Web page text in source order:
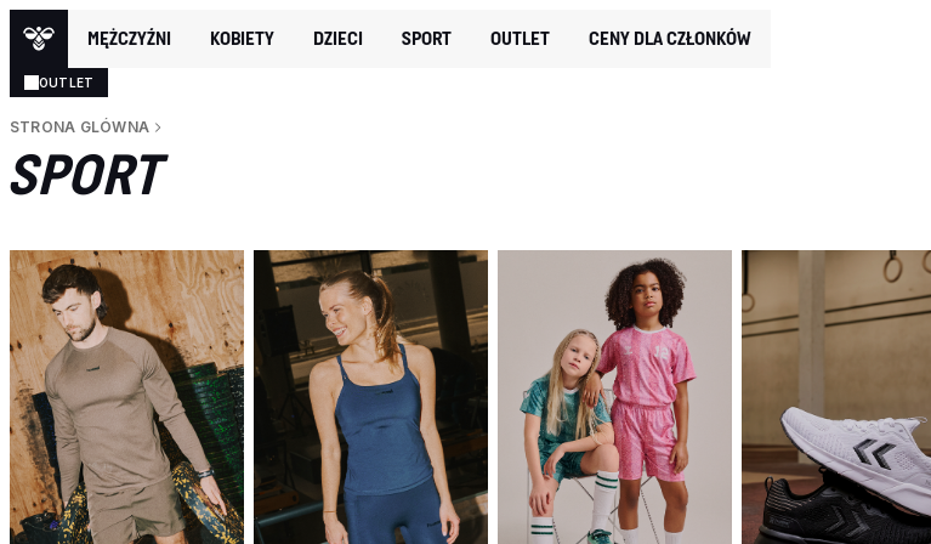
MĘŻCZYŹNI KOBIETY DZIECI SPORT OUTLET CENY DLA CZŁONKÓW
OUTLET
STRONA GLÓWNA
SPORT